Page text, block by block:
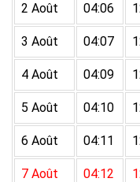
2 Août 04:06
3 Août 04:07
4 Août 04:09
5 Août 04:10
6 Août 04:11
7 Août 04:12